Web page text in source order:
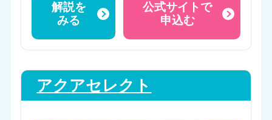
解説を
みる
公式サイトで
申込む
アクアセレクト